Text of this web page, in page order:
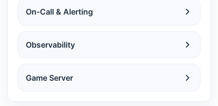
On-Call & Alerting
Observability
Game Server